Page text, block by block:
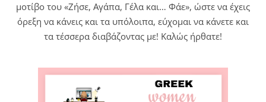
μοτίβο του «Ζήσε, Αγάπα, Γέλα και… Φάε», ώστε να έχεις
όρεξη να κάνεις και τα υπόλοιπα, εύχομαι να κάνετε και
τα τέσσερα διαβάζοντας με! Καλώς ήρθατε!